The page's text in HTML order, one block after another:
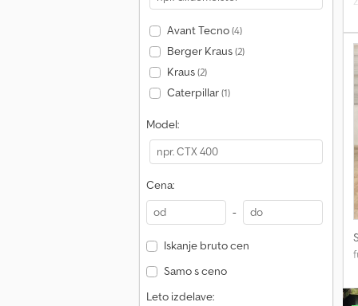
Avant Tecno(4)
Berger Kraus(2)
Kraus(2)
Caterpillar(1)
Model:
Cena:
-
Iskanje bruto cen
Samo s ceno
Leto izdelave: